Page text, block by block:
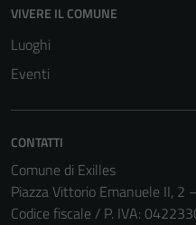
VIVERE IL COMUNE
Luoghi
Eventi
CONTATTI
Comune di Exilles
Piazza Vittorio Emanuele II, 2
Codice fiscale / P. IVA: